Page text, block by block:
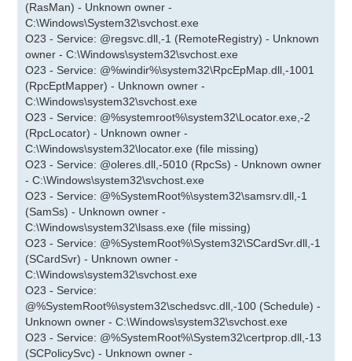
(RasMan) - Unknown owner -
C:\Windows\System32\svchost.exe
O23 - Service: @regsvc.dll,-1 (RemoteRegistry) - Unknown
owner - C:\Windows\system32\svchost.exe
O23 - Service: @%windir%\system32\RpcEpMap.dll,-1001
(RpcEptMapper) - Unknown owner -
C:\Windows\system32\svchost.exe
O23 - Service: @%systemroot%\system32\Locator.exe,-2
(RpcLocator) - Unknown owner -
C:\Windows\system32\locator.exe (file missing)
O23 - Service: @oleres.dll,-5010 (RpcSs) - Unknown owner
- C:\Windows\system32\svchost.exe
O23 - Service: @%SystemRoot%\system32\samsrv.dll,-1
(SamSs) - Unknown owner -
C:\Windows\system32\lsass.exe (file missing)
O23 - Service: @%SystemRoot%\System32\SCardSvr.dll,-1
(SCardSvr) - Unknown owner -
C:\Windows\system32\svchost.exe
O23 - Service:
@%SystemRoot%\system32\schedsvc.dll,-100 (Schedule) -
Unknown owner - C:\Windows\system32\svchost.exe
O23 - Service: @%SystemRoot%\System32\certprop.dll,-13
(SCPolicySvc) - Unknown owner -